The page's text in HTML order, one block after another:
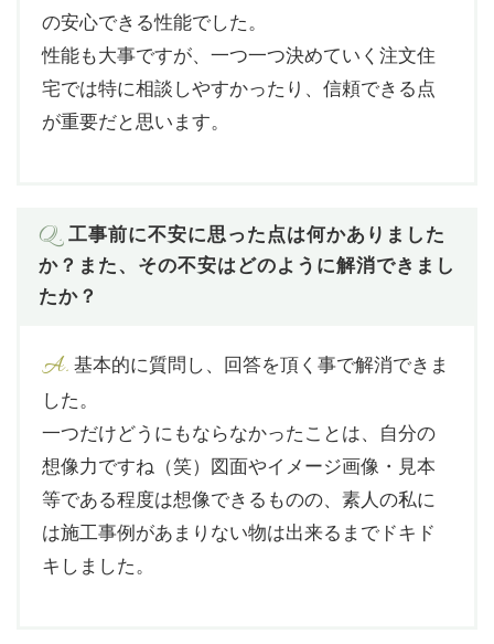
の安心できる性能でした。
性能も大事ですが、一つ一つ決めていく注文住
宅では特に相談しやすかったり、信頼できる点
が重要だと思います。
Q. 工事前に不安に思った点は何かありました
か？また、その不安はどのように解消できまし
たか？
A. 基本的に質問し、回答を頂く事で解消できま
した。
一つだけどうにもならなかったことは、自分の
想像力ですね（笑）図面やイメージ画像・見本
等である程度は想像できるものの、素人の私に
は施工事例があまりない物は出来るまでドキド
キしました。